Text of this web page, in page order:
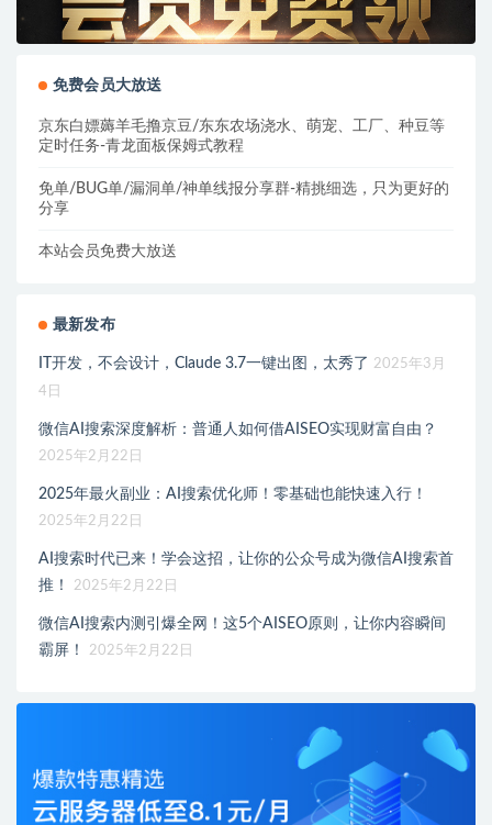
免费会员大放送
京东白嫖薅羊毛撸京豆/东东农场浇水、萌宠、工厂、种豆等
定时任务-青龙面板保姆式教程
免单/BUG单/漏洞单/神单线报分享群-精挑细选，只为更好的
分享
本站会员免费大放送
最新发布
IT开发，不会设计，Claude 3.7一键出图，太秀了
2025年3月
4日
微信AI搜索深度解析：普通人如何借AISEO实现财富自由？
2025年2月22日
2025年最火副业：AI搜索优化师！零基础也能快速入行！
2025年2月22日
AI搜索时代已来！学会这招，让你的公众号成为微信AI搜索首
推！
2025年2月22日
微信AI搜索内测引爆全网！这5个AISEO原则，让你内容瞬间
霸屏！
2025年2月22日